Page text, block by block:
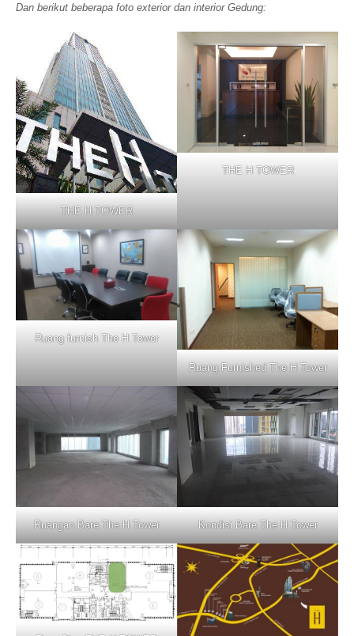
Dan berikut beberapa foto exterior dan interior Gedung:
THE H TOWER
THE H TOWER
Ruang furnish The H Tower
Ruang Furnished The H Tower
Ruangan Bare The H Tower Kondisi Bare The H Tower